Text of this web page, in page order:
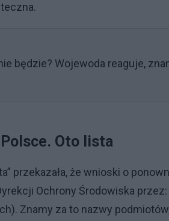
będzie? Wojewoda reaguje,
Oto lista
przekazała, że wnioski o
Ochrony Środowiska
Znamy za to nazwy